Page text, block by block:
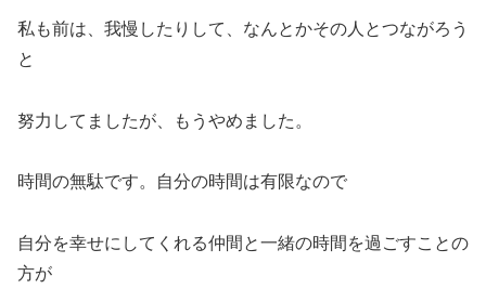
私も前は、我慢したりして、なんとかその人とつながろう
と
努力してましたが、もうやめました。
時間の無駄です。自分の時間は有限なので
自分を幸せにしてくれる仲間と一緒の時間を過ごすことの
方が